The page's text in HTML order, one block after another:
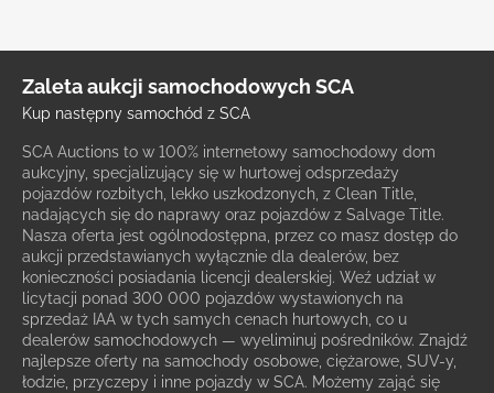
Zaleta aukcji samochodowych SCA
Kup następny samochód z SCA
SCA Auctions to w 100% internetowy samochodowy dom
aukcyjny, specjalizujący się w hurtowej odsprzedaży
pojazdów rozbitych, lekko uszkodzonych, z Clean Title,
nadających się do naprawy oraz pojazdów z Salvage Title.
Nasza oferta jest ogólnodostępna, przez co masz dostęp do
aukcji przedstawianych wyłącznie dla dealerów, bez
konieczności posiadania licencji dealerskiej. Weź udział w
licytacji ponad 300 000 pojazdów wystawionych na
sprzedaż IAA w tych samych cenach hurtowych, co u
dealerów samochodowych — wyeliminuj pośredników. Znajdź
najlepsze oferty na samochody osobowe, ciężarowe, SUV-y,
łodzie, przyczepy i inne pojazdy w SCA. Możemy zająć się